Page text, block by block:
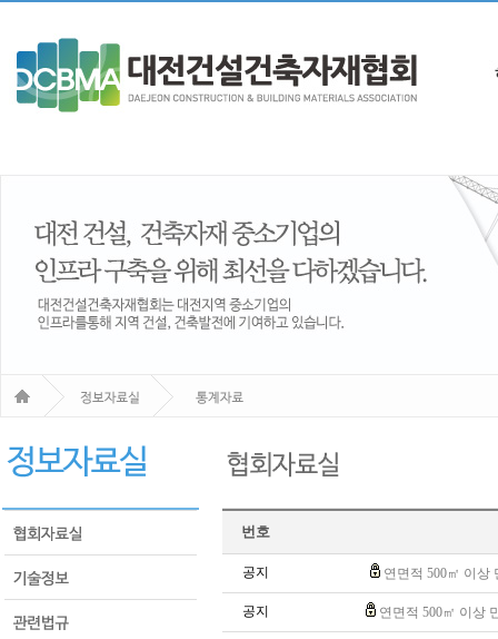
번호
공지 연면적 500㎡ 이상
공지 연면적 500㎡ 이상